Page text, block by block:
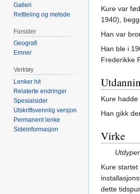
Kure var
1940),
Han var
Han ble i
Frederikke
Kure
Han gikk
Virke
Kure
dette
Galleri
Rettleiing og metode
Forsider
Geografi
Emner
Verktøy
Lenker hit
Relaterte endringer
Spesialsider
Utskriftsvennlig versjon
Permanent lenke
Sideinformasjon